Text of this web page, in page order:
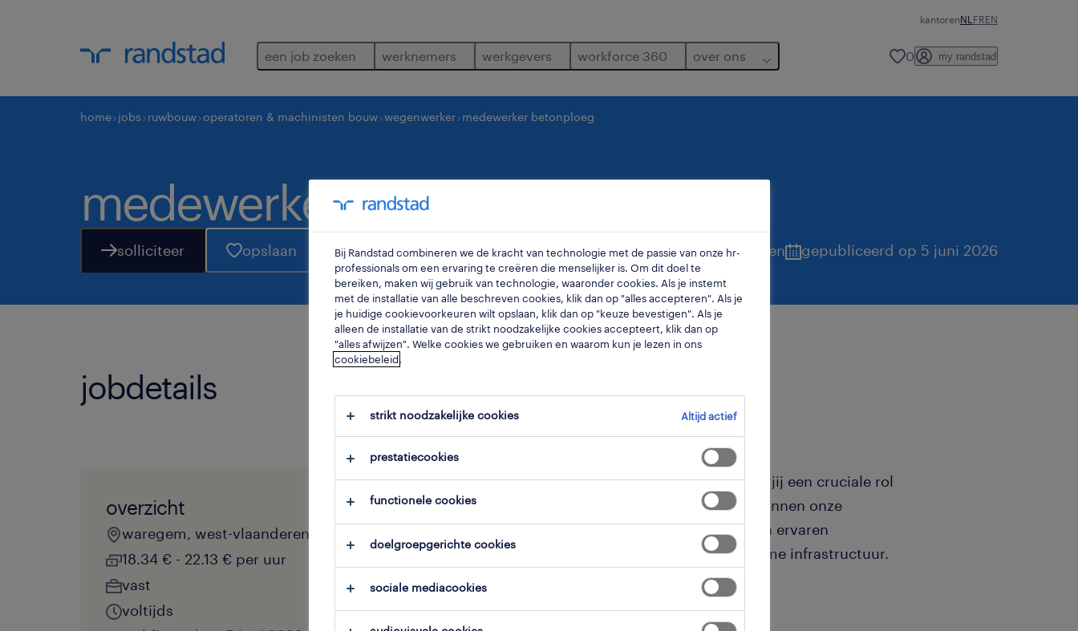
kantorenNL FREN
een job zoeken werknemers werkgevers workforce 360 over ons 0 my randstad
home jobs ruwbouw operatoren & machinisten bouw wegenwerker medewerker betonploeg
medewerker betonploeg
solliciteer opslaan waregem,west-vlaanderen gepubliceerd op 5 juni 2026
jobdetails
overzicht
waregem, west-vlaanderen
18.34 € - 22.13 € per uur
vast
voltijds
Als Betonarbeider / Medewerker Beton speel jij een cruciale rol
in onze uitdagende wegenbouwprojecten. Binnen onze
afdeling Infra werk je, onder toezicht van een ervaren
werfleider, mee aan de realisatie van duurzame infrastructuur.
Bij Randstad combineren we de kracht van technologie met de passie van onze hr-
professionals om een ervaring te creëren die menselijker is. Om dit doel te
bereiken, maken wij gebruik van technologie, waaronder cookies. Als je instemt
met de installatie van alle beschreven cookies, klik dan op "alles accepteren". Als je
je huidige cookievoorkeuren wilt opslaan, klik dan op "keuze bevestigen". Als je
alleen de installatie van de strikt noodzakelijke cookies accepteert, klik dan op
"alles afwijzen". Welke cookies we gebruiken en waarom kun je lezen in ons
cookiebeleid.
strikt noodzakelijke cookies Altijd actief
prestatiecookies
functionele cookies
doelgroepgerichte cookies
sociale mediacookies